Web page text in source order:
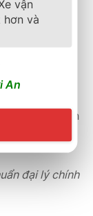
thông tin
tạo bài
mang đến
tâm hàng
đại lý chính
vận
hơn và
An